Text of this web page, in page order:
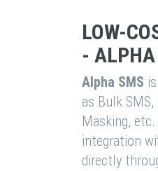
LOW-
-
Alpha SMS
as Bulk SMS,
Masking,
integration
directly